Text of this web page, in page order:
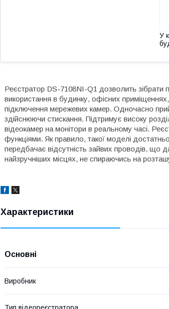
У
Реєстратор DS-7108NI-Q1 дозволить зібрати
використання в будинку, офісних
підключення мережевих камер. Одночасно
здійснюючи стискання. Підтримує високу
відеокамер на монітори в реальному часі.
функціями. Як правило, такої моделі
передбачає відсутність зайвих проводів, що
найзручніших місцях, не спираючись на
Характеристики
Основні
Виробник
Тип відеореєстратора